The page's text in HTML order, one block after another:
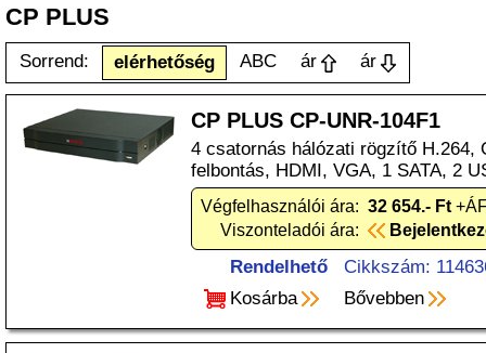
CP PLUS
Sorrend: elérhetőség ABC ár ár
CP PLUS CP-UNR-104F1
4 csatornás hálózati rögzítő H.264,
felbontás, HDMI, VGA, 1 SATA, 2
Végfelhasználói ára: 32 654.- Ft
Viszonteladói ára:
Rendelhető
Cikkszám:
Kosárba
Bővebben